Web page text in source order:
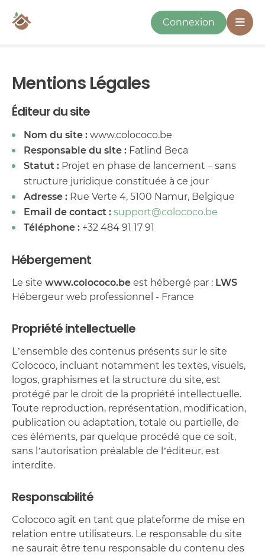
Connexion
Mentions Légales
Éditeur du site
Nom du site : www.colococo.be
Responsable du site : Fatlind Beca
Statut : Projet en phase de lancement – sans
structure juridique constituée à ce jour
Adresse : Rue Verte 4, 5100 Namur, Belgique
Email de contact : support@colococo.be
Téléphone : +32 484 91 17 91
Hébergement
Le site www.colococo.be est hébergé par : LWS
Hébergeur web professionnel - France
Propriété intellectuelle
L’ensemble des contenus présents sur le site
Colococo, incluant notamment les textes, visuels,
logos, graphismes et la structure du site, est
protégé par le droit de la propriété intellectuelle.
Toute reproduction, représentation, modification,
publication ou adaptation, totale ou partielle, de
ces éléments, par quelque procédé que ce soit,
sans l’autorisation préalable de l’éditeur, est
interdite.
Responsabilité
Colococo agit en tant que plateforme de mise en
relation entre utilisateurs. Le responsable du site
ne saurait être tenu responsable du contenu des